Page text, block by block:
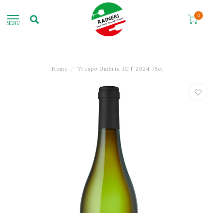
MENU
0
Home / Trespo Umbria IGT 2024 75cl